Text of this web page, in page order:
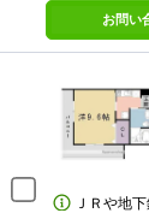
お問い
ＪＲや地